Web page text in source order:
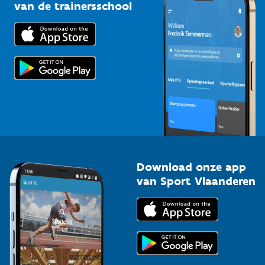
Trainers en begeleiders
Topsporters
Downloads
Voor de pers
van de trainersschool
Download onze app
van Sport Vlaanderen